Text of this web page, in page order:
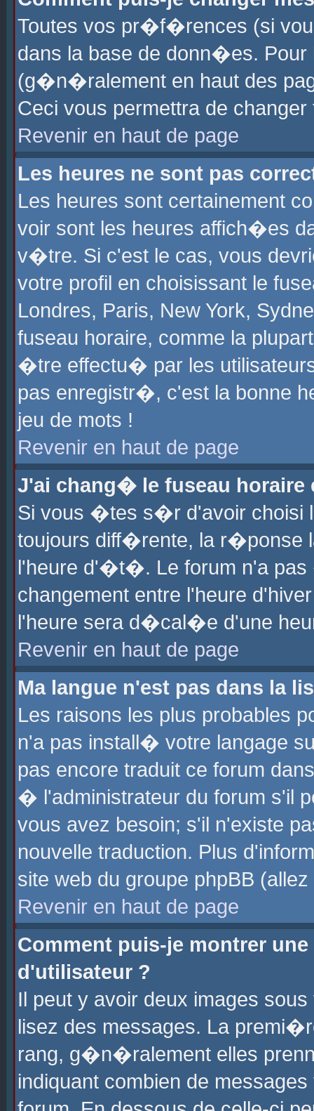
Toutes vos pr�f�rences (si
dans la base de donn�es.
(g�n�ralement en haut des
Ceci vous permettra de
Revenir en haut de page
Les heures ne sont pas
Les heures sont certainement
voir sont les heures affich�es
v�tre. Si c'est le cas, vous
votre profil en choisissant le
Londres, Paris, New York,
fuseau horaire, comme la
�tre effectu� par les
pas enregistr�, c'est la bonne
jeu de mots !
Revenir en haut de page
J'ai chang� le fuseau horaire
Si vous �tes s�r d'avoir choisi
toujours diff�rente, la r�ponse
l'heure d'�t�. Le forum n'a
changement entre l'heure
l'heure sera d�cal�e d'une
Revenir en haut de page
Ma langue n'est pas dans la
Les raisons les plus probables
n'a pas install� votre langage
pas encore traduit ce forum
� l'administrateur du forum s'il
vous avez besoin; s'il n'existe
nouvelle traduction. Plus
site web du groupe phpBB
Revenir en haut de page
Comment puis-je montrer
d'utilisateur ?
Il peut y avoir deux images
lisez des messages. La
rang, g�n�ralement elles
indiquant combien de